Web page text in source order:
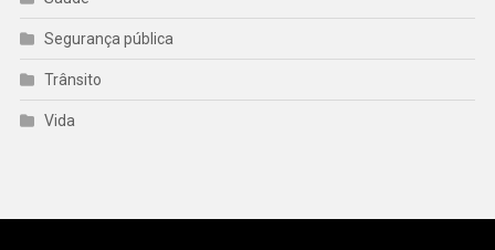
Segurança pública
Trânsito
Vida